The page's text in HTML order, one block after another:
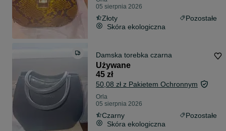
05 sierpnia 2026
Złoty
Pozostałe
Skóra ekologiczna
Damska torebka czarna
Używane
45 zł
50,08 zł z Pakietem Ochronnym
Orla
05 sierpnia 2026
Czarny
Pozostałe
Skóra ekologiczna